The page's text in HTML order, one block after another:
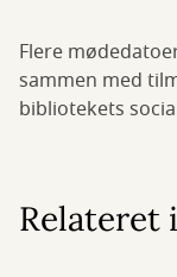
Flere
sammen med
bibliotekets
Relateret